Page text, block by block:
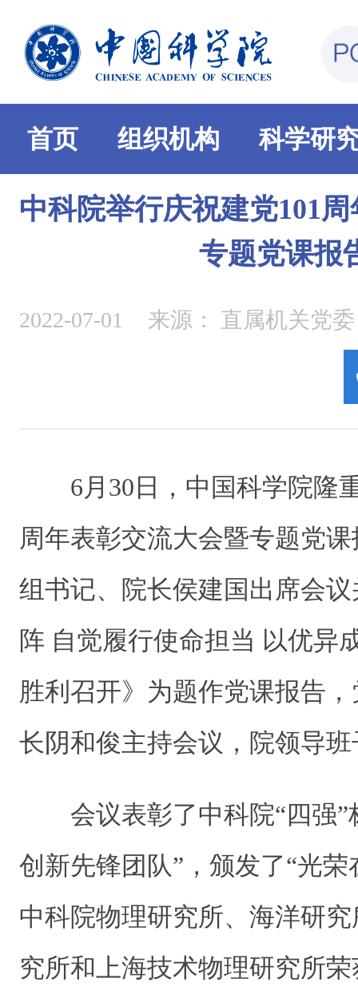
首页 组织机构 科学研
中科院举行庆祝建党101
专题党课报
2022-07-01 来源： 直属机关党委
6月30日，中国科学院隆
周年表彰交流大会暨专题党
组书记、院长侯建国出席会
阵 自觉履行使命担当 以优异
胜利召开》为题作党课报告
长阴和俊主持会议，院领导
会议表彰了中科院“四强”
创新先锋团队”，颁发了“光荣
中科院物理研究所、海洋研
究所和上海技术物理研究所